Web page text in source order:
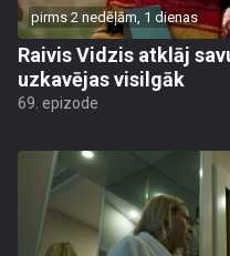
pirms 2 nedēļām, 1 dienas
Raivis Vidzis atklāj
uzkavējas visilgāk
69. epizode